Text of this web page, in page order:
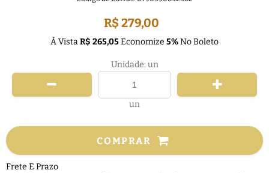
R$ 279,00
À VistaR$ 265,05Economize 5%No Boleto
Unidade: un
un
COMPRAR
Frete E Prazo